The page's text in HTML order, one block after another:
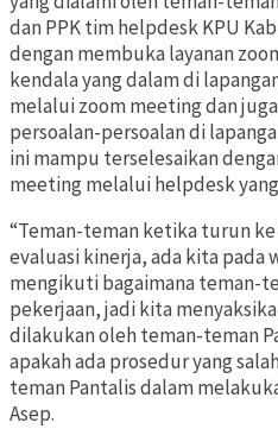
dan PPK tim helpdesk KPU
dengan membuka layanan
kendala yang dalam di
melalui zoom meeting dan
persoalan-persoalan di
ini mampu terselesaikan
meeting melalui helpdesk
“Teman-teman ketika turun
evaluasi kinerja, ada kita
mengikuti bagaimana teman-
pekerjaan, jadi kita
dilakukan oleh teman-teman
apakah ada prosedur yang
teman Pantalis dalam
Asep.